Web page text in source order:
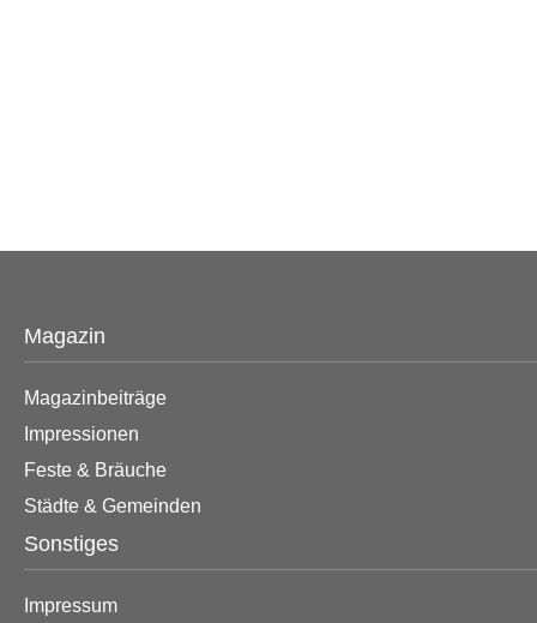
Magazin
Magazinbeiträge
Impressionen
Feste & Bräuche
Städte & Gemeinden
Sonstiges
Impressum